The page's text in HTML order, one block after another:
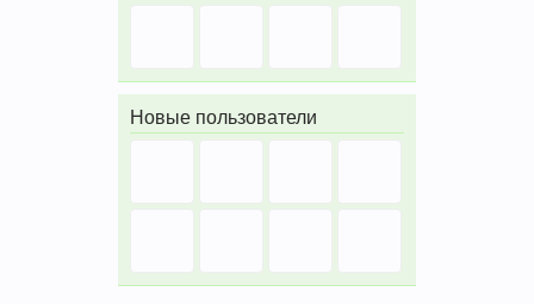
Новые пользователи